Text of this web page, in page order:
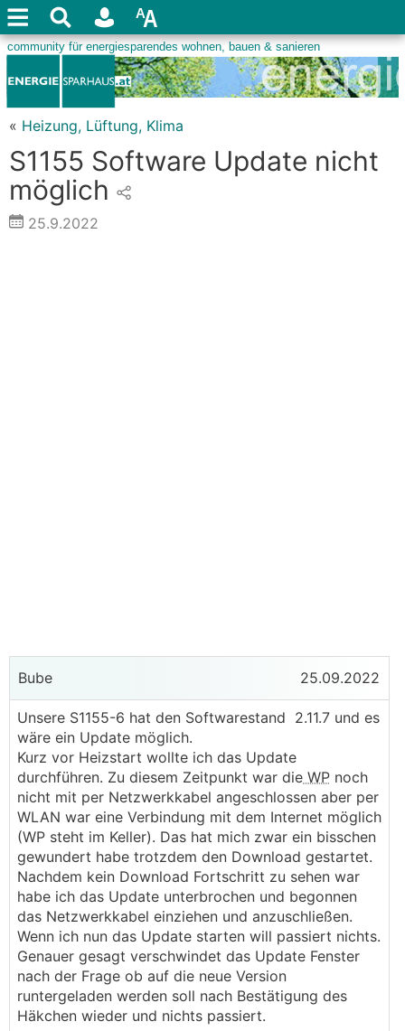
« Heizung, Lüftung, Klima
S1155 Software Update nicht
möglich
25.9.2022
Bube 25.09.2022
Unsere S1155-6 hat den Softwarestand 2.11.7 und es
wäre ein Update möglich.
Kurz vor Heizstart wollte ich das Update
durchführen. Zu diesem Zeitpunkt war die WP noch
nicht mit per Netzwerkkabel angeschlossen aber per
WLAN war eine Verbindung mit dem Internet möglich
(WP steht im Keller). Das hat mich zwar ein bisschen
gewundert habe trotzdem den Download gestartet.
Nachdem kein Download Fortschritt zu sehen war
habe ich das Update unterbrochen und begonnen
das Netzwerkkabel einziehen und anzuschließen.
Wenn ich nun das Update starten will passiert nichts.
Genauer gesagt verschwindet das Update Fenster
nach der Frage ob auf die neue Version
runtergeladen werden soll nach Bestätigung des
Häkchen wieder und nichts passiert.